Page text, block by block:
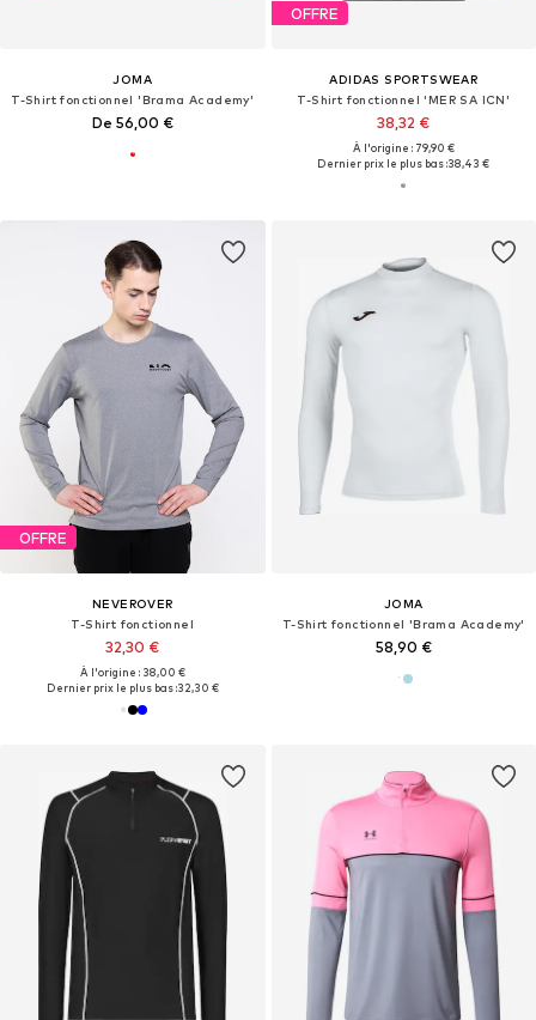
JOMA
T-Shirt fonctionnel 'Brama Academy'
De 56,00 €
OFFRE
ADIDAS SPORTSWEAR
T-Shirt fonctionnel 'MER SA ICN'
38,32 €
À l'origine : 79,90 €
Dernier prix le plus bas :38,43 €
OFFRE
NEVEROVER
T-Shirt fonctionnel
32,30 €
À l'origine : 38,00 €
Dernier prix le plus bas :32,30 €
JOMA
T-Shirt fonctionnel 'Brama Academy'
58,90 €